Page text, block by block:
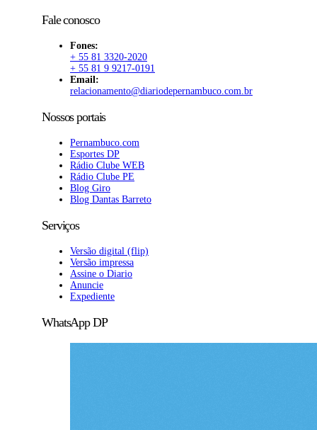
Fale conosco
Fones:
+ 55 81 3320-2020
+ 55 81 9 9217-0191
Email:
relacionamento@diariodepernambuco.com.br
Nossos portais
Pernambuco.com
Esportes DP
Rádio Clube WEB
Rádio Clube PE
Blog Giro
Blog Dantas Barreto
Serviços
Versão digital (flip)
Versão impressa
Assine o Diario
Anuncie
Expediente
WhatsApp DP